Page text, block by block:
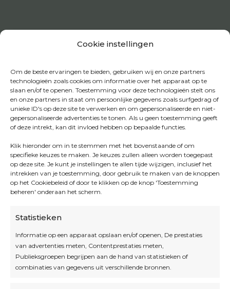
Cookie instellingen
Om de beste ervaringen te bieden, gebruiken wij en onze partners
technologieën zoals cookies om informatie over het apparaat op te
slaan en/of te openen. Toestemming voor deze technologieën stelt ons
en onze partners in staat om persoonlijke gegevens zoals surfgedrag of
unieke ID's op deze site te verwerken en om gepersonaliseerde en niet-
gepersonaliseerde advertenties te tonen. Als u geen toestemming geeft
of deze intrekt, kan dit invloed hebben op bepaalde functies.
Klik hieronder om in te stemmen met het bovenstaande of om
specifieke keuzes te maken. Je keuzes zullen alleen worden toegepast
op deze site. Je kunt je instellingen te allen tijde wijzigen, inclusief het
intrekken van je toestemming, door gebruik te maken van de knoppen
op het Cookiebeleid of door te klikken op de knop 'Toestemming
beheren' onderaan het scherm.
Statistieken
Informatie op een apparaat opslaan en/of openen, De prestaties
van advertenties meten, Contentprestaties meten,
Publieksgroepen begrijpen aan de hand van statistieken of
combinaties van gegevens uit verschillende bronnen.
Openingsuren